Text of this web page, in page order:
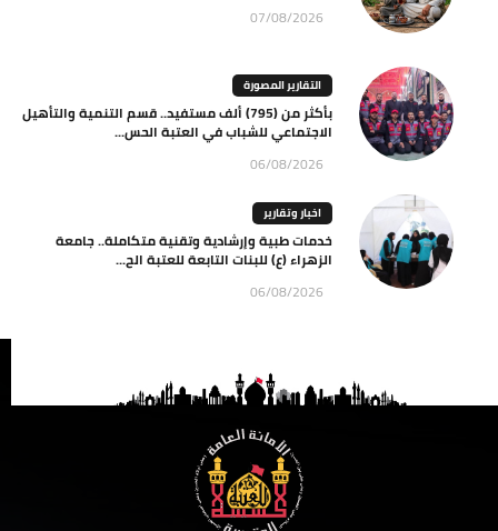
07/08/2026
التقارير المصورة
بأكثر من (795) ألف مستفيد.. قسم التنمية والتأهيل
الاجتماعي للشباب في العتبة الحس...
06/08/2026
اخبار وتقارير
خدمات طبية وإرشادية وتقنية متكاملة.. جامعة
الزهراء (ع) للبنات التابعة للعتبة الح...
06/08/2026